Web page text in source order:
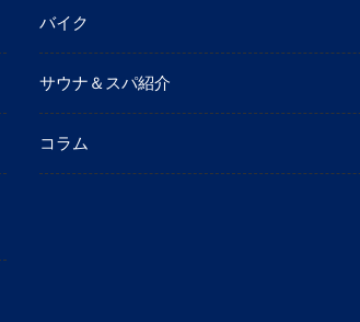
バイク
サウナ＆スパ紹介
コラム